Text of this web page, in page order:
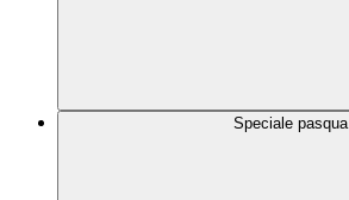
Speciale pasqua